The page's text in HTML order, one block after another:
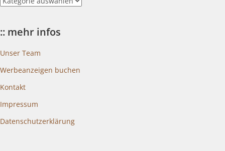
blogkategorien
:: mehr infos
Unser Team
Werbeanzeigen buchen
Kontakt
Impressum
Datenschutzerklärung